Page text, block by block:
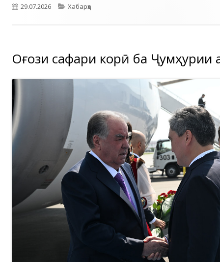
Опубликовано
29.07.2026 Рубрики
Хабарҳо
Оғози сафари корӣ ба Ҷумҳурии